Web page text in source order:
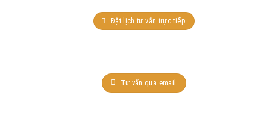
Đặt lịch tư vấn trực tiếp
Tư vấn qua email